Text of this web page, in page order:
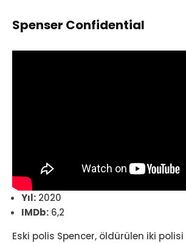
Spenser Confidential
Yıl: 2020
IMDb: 6,2
Eski polis Spencer, öldürülen iki